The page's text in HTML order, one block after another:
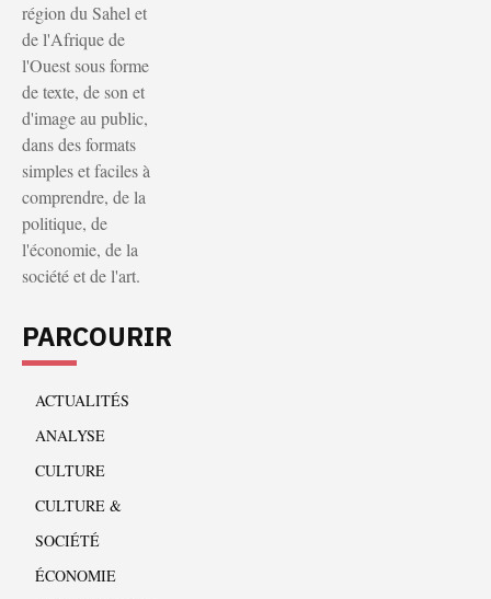
région du Sahel et
de l'Afrique de
l'Ouest sous forme
de texte, de son et
d'image au public,
dans des formats
simples et faciles à
comprendre, de la
politique, de
l'économie, de la
société et de l'art.
PARCOURIR
ACTUALITÉS
ANALYSE
CULTURE
CULTURE &
SOCIÉTÉ
ÉCONOMIE